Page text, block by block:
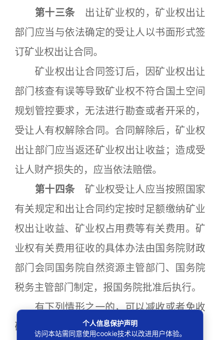
第十三条 出让矿业权的，矿业权出让
部门应当与依法确定的受让人以书面形式签
订矿业权出让合同。
矿业权出让合同签订后，因矿业权出让
部门核查有误等导致矿业权不符合国土空间
规划管控要求，无法进行勘查或者开采的，
受让人有权解除合同。合同解除后，矿业权
出让部门应当返还矿业权出让收益；造成受
让人财产损失的，应当依法赔偿。
第十四条 矿业权受让人应当按照国家
有关规定和出让合同约定按时足额缴纳矿业
权出让收益、矿业权占用费等有关费用。矿
业权有关费用征收的具体办法由国务院财政
部门会同国务院自然资源主管部门、国务院
税务主管部门制定，报国务院批准后执行。
有下列情形之一的，可以减收或者免收
矿业权出让收益：个人信息保护声明
访问本站需同意使用cookie技术以改进用户体验。